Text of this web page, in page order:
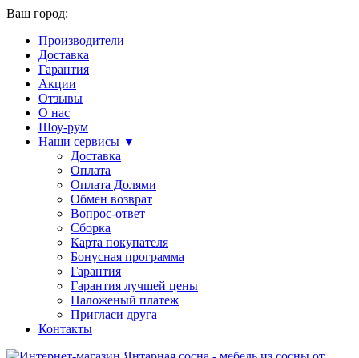
Ваш город:
Производители
Доставка
Гарантия
Акции
Отзывы
О нас
Шоу-рум
Наши сервисы ▼
Доставка
Оплата
Оплата Долями
Обмен возврат
Вопрос-ответ
Сборка
Карта покупателя
Бонусная программа
Гарантия
Гарантия лучшей цены
Наложеный платеж
Пригласи друга
Контакты